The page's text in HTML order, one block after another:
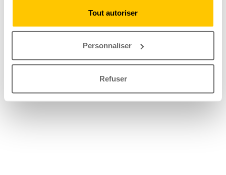
Tout autoriser
Personnaliser
Refuser